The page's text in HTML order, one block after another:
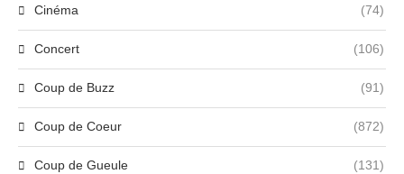
Cinéma (74)
Concert (106)
Coup de Buzz (91)
Coup de Coeur (872)
Coup de Gueule (131)